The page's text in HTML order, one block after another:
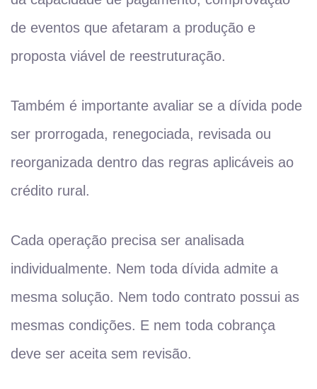
de eventos que afetaram a produção e
proposta viável de reestruturação.
Também é importante avaliar se a dívida pode
ser prorrogada, renegociada, revisada ou
reorganizada dentro das regras aplicáveis ao
crédito rural.
Cada operação precisa ser analisada
individualmente. Nem toda dívida admite a
mesma solução. Nem todo contrato possui as
mesmas condições. E nem toda cobrança
deve ser aceita sem revisão.